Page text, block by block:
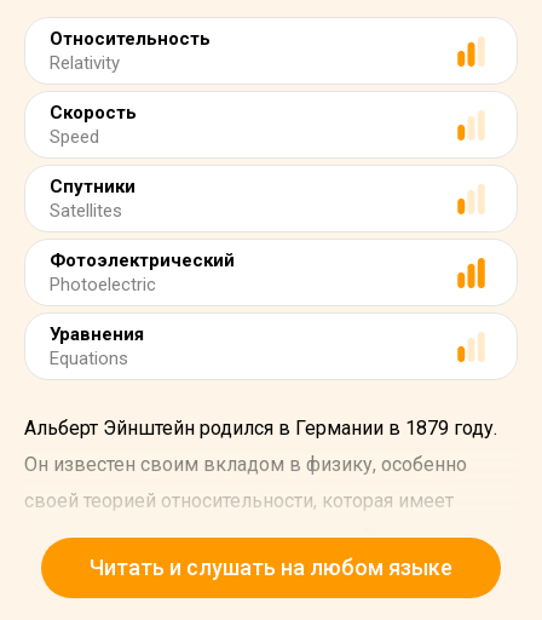
Относительность
Relativity
Скорость
Speed
Спутники
Satellites
Фотоэлектрический
Photoelectric
Уравнения
Equations
Альберт Эйнштейн родился в Германии в 1879 году.
Он известен своим вкладом в физику, особенно
своей теорией относительности, которая имеет
решающее значение для понимания Вселенной. Но
ваша повседневная жизнь не была бы такой как есть
Читать и слушать на любом языке